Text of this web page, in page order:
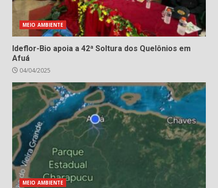
MEIO AMBIENTE
Ideflor-Bio apoia a 42ª Soltura dos Quelônios em
Afuá
04/04/2025
MEIO AMBIENTE